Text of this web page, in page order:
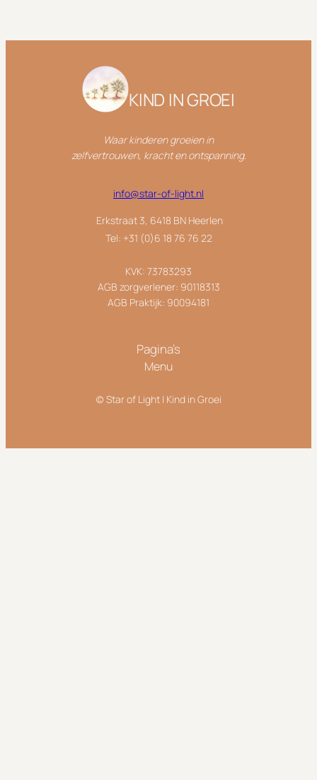
KIND IN GROEI
Waar kinderen groeien in
zelfvertrouwen, kracht en ontspanning.
info@star-of-light.nl
Erkstraat 3, 6418 BN Heerlen
Tel: +31 (0)6 18 76 76 22
KVK: 73783293
AGB zorgverlener: 90118313
AGB Praktijk: 90094181
Pagina’s
Menu
(c) Star of Light | Kind in Groei